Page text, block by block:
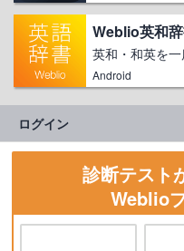
Weblio英和
英和・和英を
Android
ログイン
診断テスト
Weblio